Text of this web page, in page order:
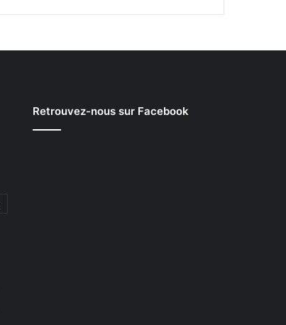
Retrouvez-nous sur Facebook